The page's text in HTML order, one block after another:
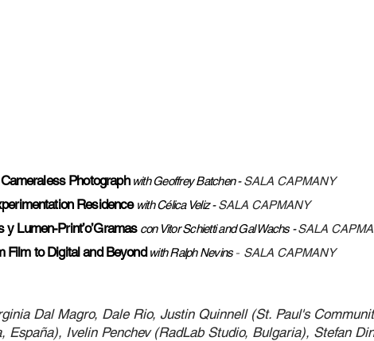
Photograph with Geoffrey Batchen -SALA CAPMANY
Residence with Célica Veliz -SALA CAPMANY
Lumen-Print’o’Gramas con Vitor Schietti and Gal Wachs -SALA
Film to Digital and Beyond with Ralph Nevins- SALA CAPMANY
Dal Magro, Dale Rio, Justin Quinnell (St. Paul's
Ivelin Penchev (RadLab Studio, Bulgaria), Stefan